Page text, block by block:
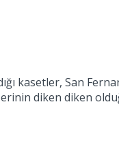
kasetler, San
diken diken